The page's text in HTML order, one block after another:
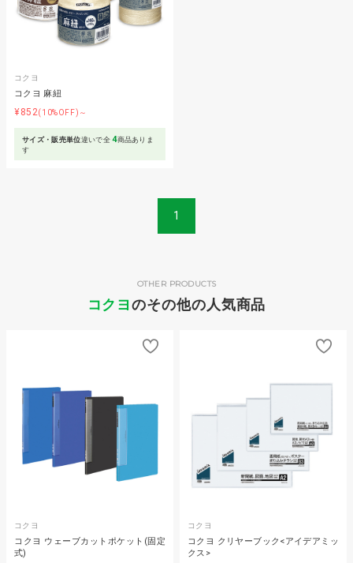
コクヨ
コクヨ 麻紐
¥852(10%OFF)～
サイズ・販売単位違いで全4商品ありま
す
1
コクヨのその他の人気商品
OTHER PRODUCTS
コクヨ
コクヨ ウェーブカットポケット(固定
式)
コクヨ
コクヨ クリヤーブック<アイデアミッ
クス>